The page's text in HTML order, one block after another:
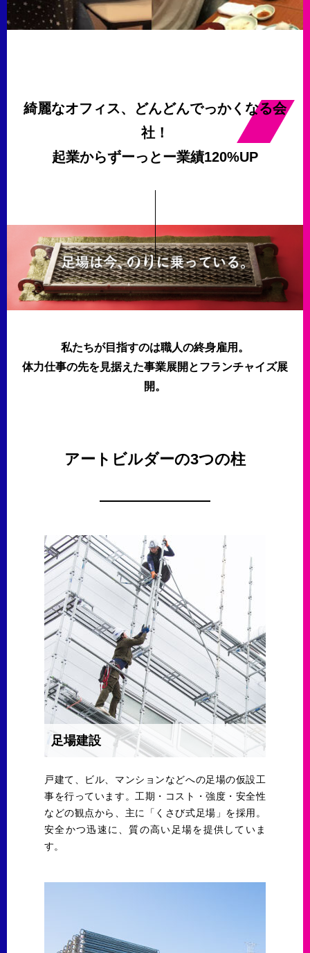
綺麗なオフィス、どんどんでっかくなる会
社！
起業からずーっとー業績120%UP
私たちが目指すのは職人の終身雇用。
体力仕事の先を見据えた事業展開とフランチャイズ展
開。
アートビルダーの3つの柱
足場建設
戸建て、ビル、マンションなどへの足場の仮設工
事を行っています。工期・コスト・強度・安全性
などの観点から、主に「くさび式足場」を採用。
安全かつ迅速に、質の高い足場を提供していま
す。